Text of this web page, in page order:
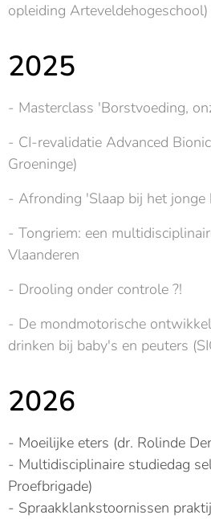
opleiding Arteveldehogeschool)
2025
- Masterclass 'Borstvoeding,
- CI-revalidatie Advanced
Groeninge)
- Afronding 'Slaap bij het
- Tongriem: een
Vlaanderen
- Drooling onder controle ?!
- De mondmotorische
drinken bij baby's en peuters
2026
- Moeilijke eters (dr. Rolinde
- Multidisciplinaire studiedag
Proefbrigade)
- Spraakklankstoornissen